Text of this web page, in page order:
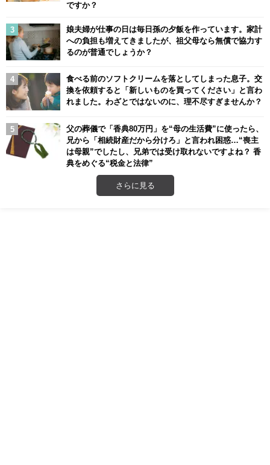
ですか？
娘夫婦が仕事の日は毎日孫の夕飯を作っています。家計
への負担も増えてきましたが、祖父母なら無償で協力す
るのが普通でしょうか？
食べる前のソフトクリームを落としてしまった息子。交
換を依頼すると「新しいものを買ってください」と言わ
れました。わざとではないのに、理不尽すぎませんか？
父の葬儀で「香典80万円」を“母の生活費”に使ったら、
兄から「相続財産だから分けろ」と言われ困惑…“喪主
は母親”でしたし、兄弟では受け取れないですよね？ 香
典をめぐる“税金と法律”
さらに見る